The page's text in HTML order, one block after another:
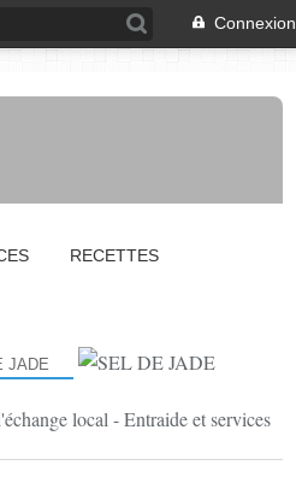
Connexion
RECETTES
JADE
local - Entraide et services